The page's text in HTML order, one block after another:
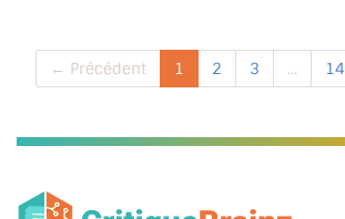
← Précédent 1 2 3 ... 14